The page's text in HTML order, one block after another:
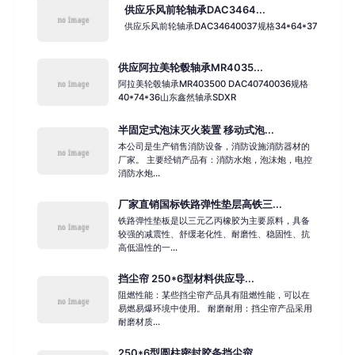
供应乐风前轮轴承DAC3464...
供应乐风前轮轴承DAC34640037规格34*64*37
供应阿拉美轮毂轴承MR4035...
阿拉美轮毂轴承MR403500 DAC40740036规格
40*74*36山东鑫然轴承SDXR
半固定式泡沫灭火装置 移动式泡...
本公司是生产销售消防设备，消防设施消防器材的
厂家。 主要经销产品有：消防水炮，泡沫炮，电控
消防水炮...
厂家直销国标铁路弹性垫层高铁三...
铁路弹性垫板是以三元乙丙橡胶为主要原料，具备
较强的减震性、舒缓老化性、耐磨性、稳固性、抗
高低温性的一...
挡尘帘 250*6型材料供应导...
阻燃性能：某些挡尘帘产品具有阻燃性能，可以在
易燃易爆环境中使用。 耐磨耐用：挡尘帘产品采用
耐磨材质...